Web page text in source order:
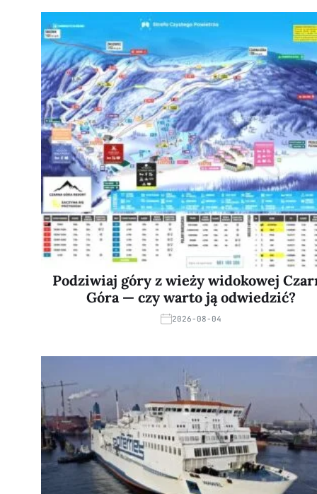
Podziwiaj góry z wieży widokowej
Góra — czy warto ją odwiedzić?
2026-08-04